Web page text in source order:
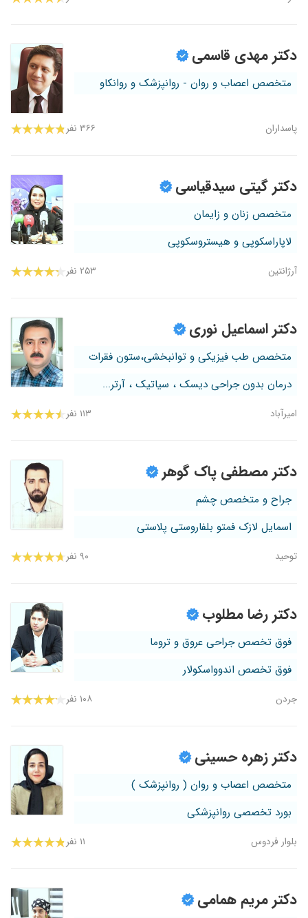
دکتر مهدی قاسمی
متخصص اعصاب و روان - روانپزشک و روانکاو
پاسداران ۳۶۶ نفر
دکتر گیتی سیدقیاسی
متخصص زنان و زایمان
لاپاراسکوپی و هیستروسکوپی
آرژانتین ۲۵۳ نفر
دکتر اسماعیل نوری
متخصص طب فیزیکی و توانبخشی،ستون فقرات
درمان بدون جراحی دیسک ، سیاتیک ، آرتر...
امیرآباد ۱۱۳ نفر
دکتر مصطفی پاک گوهر
جراح و متخصص چشم
اسمایل لازک فمتو بلفاروستی پلاستی
توحید ۹۰ نفر
دکتر رضا مطلوب
فوق تخصص جراحی عروق و تروما
فوق تخصص اندوواسکولار
جردن ۱۰۸ نفر
دکتر زهره حسینی
متخصص اعصاب و روان ( روانپزشک )
بورد تخصصی روانپزشکی
بلوار فردوس ۱۱ نفر
دکتر مریم همامی